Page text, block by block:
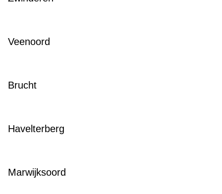
Veenoord
Brucht
Havelterberg
Marwijksoord